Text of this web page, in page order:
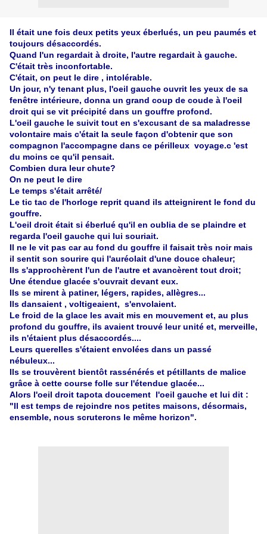
Il était une fois deux petits yeux éberlués, un peu paumés et
toujours désaccordés.
Quand l'un regardait à droite, l'autre regardait à gauche.
C'était très inconfortable.
C'était, on peut le dire , intolérable.
Un jour, n'y tenant plus, l'oeil gauche ouvrit les yeux de sa
fenêtre intérieure, donna un grand coup de coude à l'oeil
droit qui se vit précipité dans un gouffre profond.
L'oeil gauche le suivit tout en s'excusant de sa maladresse
volontaire mais c'était la seule façon d'obtenir que son
compagnon l'accompagne dans ce périlleux voyage.c 'est
du moins ce qu'il pensait.
Combien dura leur chute?
On ne peut le dire
Le temps s'était arrêté/
Le tic tac de l'horloge reprit quand ils atteignirent le fond du
gouffre.
L'oeil droit était si éberlué qu'il en oublia de se plaindre et
regarda l'oeil gauche qui lui souriait.
Il ne le vit pas car au fond du gouffre il faisait très noir mais
il sentit son sourire qui l'auréolait d'une douce chaleur;
Ils s'approchèrent l'un de l'autre et avancèrent tout droit;
Une étendue glacée s'ouvrait devant eux.
Ils se mirent à patiner, légers, rapides, allègres...
Ils dansaient , voltigeaient, s'envolaient.
Le froid de la glace les avait mis en mouvement et, au plus
profond du gouffre, ils avaient trouvé leur unité et, merveille,
ils n'étaient plus désaccordés....
Leurs querelles s'étaient envolées dans un passé
nébuleux...
Ils se trouvèrent bientôt rassénérés et pétillants de malice
grâce à cette course folle sur l'étendue glacée...
Alors l'oeil droit tapota doucement l'oeil gauche et lui dit :
"Il est temps de rejoindre nos petites maisons, désormais,
ensemble, nous scruterons le même horizon".